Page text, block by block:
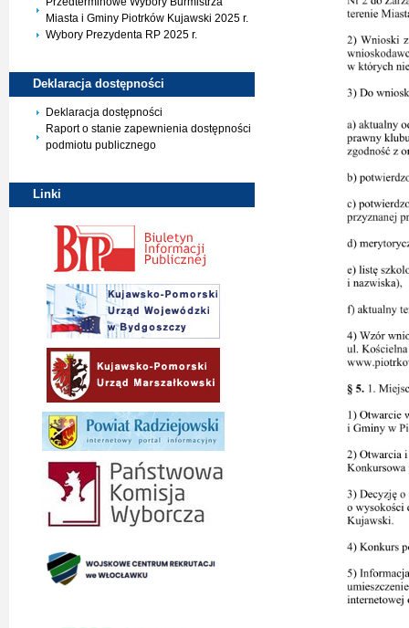
Miasta i Gminy Piotrków Kujawski 2025 r.
Wybory Prezydenta RP 2025 r.
Deklaracja dostępności
Deklaracja dostępności
Raport o stanie zapewnienia dostępności
podmiotu publicznego
Linki